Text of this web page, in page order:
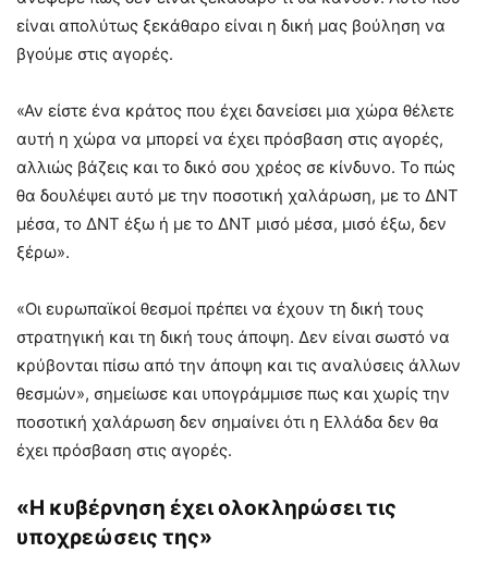
είναι απολύτως ξεκάθαρο είναι η δική μας βούληση να
βγούμε στις αγορές.
«Αν είστε ένα κράτος που έχει δανείσει μια χώρα θέλετε
αυτή η χώρα να μπορεί να έχει πρόσβαση στις αγορές,
αλλιώς βάζεις και το δικό σου χρέος σε κίνδυνο. Το πώς
θα δουλέψει αυτό με την ποσοτική χαλάρωση, με το ΔΝΤ
μέσα, το ΔΝΤ έξω ή με το ΔΝΤ μισό μέσα, μισό έξω, δεν
ξέρω».
«Οι ευρωπαϊκοί θεσμοί πρέπει να έχουν τη δική τους
στρατηγική και τη δική τους άποψη. Δεν είναι σωστό να
κρύβονται πίσω από την άποψη και τις αναλύσεις άλλων
θεσμών», σημείωσε και υπογράμμισε πως και χωρίς την
ποσοτική χαλάρωση δεν σημαίνει ότι η Ελλάδα δεν θα
έχει πρόσβαση στις αγορές.
«Η κυβέρνηση έχει ολοκληρώσει τις
υποχρεώσεις της»